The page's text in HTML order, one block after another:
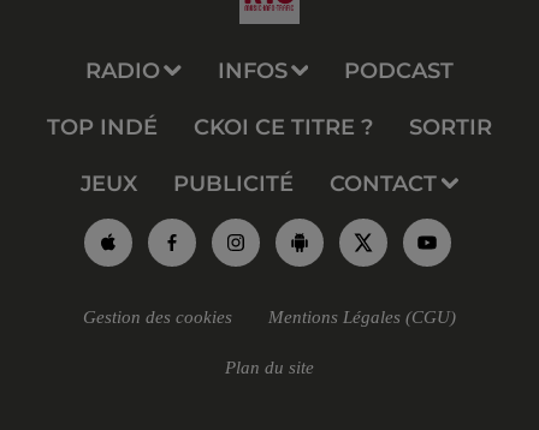
RADIO INFOS PODCAST
TOP INDÉ CKOI CE TITRE ? SORTIR
JEUX PUBLICITÉ CONTACT
Gestion des cookies Mentions Légales (CGU)
Plan du site